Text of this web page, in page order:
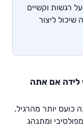
רגשות וקשיים
ליצור
לידה אם אתה
יותר מהרגיל.
ומתנהג